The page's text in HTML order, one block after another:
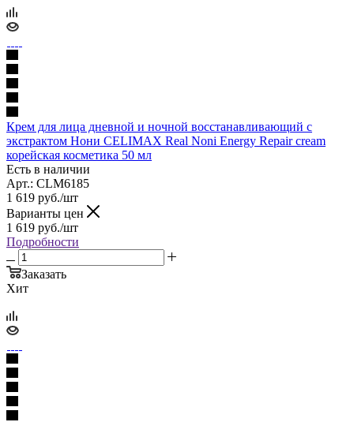
Крем для лица дневной и ночной восстанавливающий с
экстрактом Нони CELIMAX Real Noni Energy Repair cream
корейская косметика 50 мл
Есть в наличии
Арт.: CLM6185
1 619 руб./шт
Варианты цен
1 619 руб./шт
Подробности
Заказать
Хит